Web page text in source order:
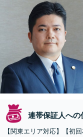
連帯保証人への
【関東エリア対応】【初